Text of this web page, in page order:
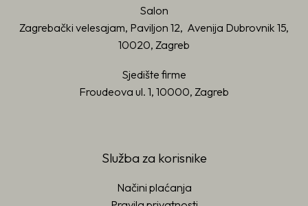
Salon
Zagrebački velesajam, Paviljon 12, Avenija Dubrovnik 15,
10020, Zagreb
Sjedište firme
Froudeova ul. 1, 10000, Zagreb
Služba za korisnike
Načini plaćanja